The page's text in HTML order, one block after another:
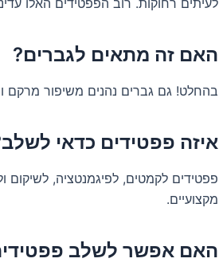
האם זה מתאים לגברים?
בהחלט! גם גברים נהנים משיפור מרקם
איזה פפטידים כדאי
פפטידים לקמטים, לפיגמנטציה, לשיקום
מקצועיים.
האם אפשר לשלב